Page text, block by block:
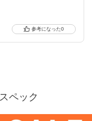
0
スペック